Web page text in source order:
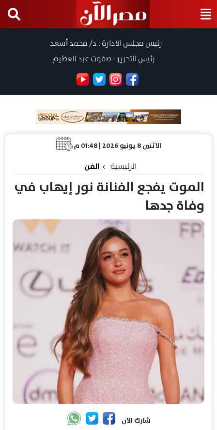
رئيس مجلس الادارة : د/ محمد أسعد
رئيس التحرير : صفوت عبد العظيم
الاثنين 8 يونيو 2026 | 01:48 م
الرئيسية الفن
الموت يفجع الفنانة نور إيهاب في
وفاة جدها
شارك الان